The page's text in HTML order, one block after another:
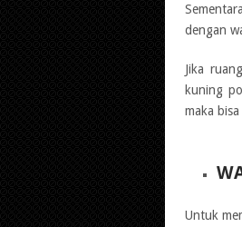
dengan
Jika
kuning
maka
Untuk